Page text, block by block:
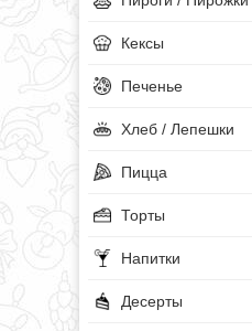
Кексы
Печенье
Хлеб / Лепешки
Пицца
Торты
Напитки
Десерты